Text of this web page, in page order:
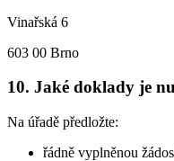
Vinařská 6
603 00 Brno
10. Jaké doklady je
Na úřadě předložte:
řádně vyplněnou